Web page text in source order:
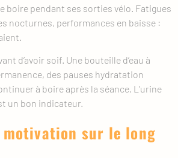
boire pendant ses sorties vélo. Fatigues
nocturnes, performances en baisse :
d’avoir soif. Une bouteille d’eau à
des pauses hydratation
à boire après la séance. L’urine
un bon indicateur.
sur le long